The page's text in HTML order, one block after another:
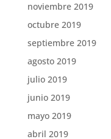
noviembre 2019
octubre 2019
septiembre 2019
agosto 2019
julio 2019
junio 2019
mayo 2019
abril 2019